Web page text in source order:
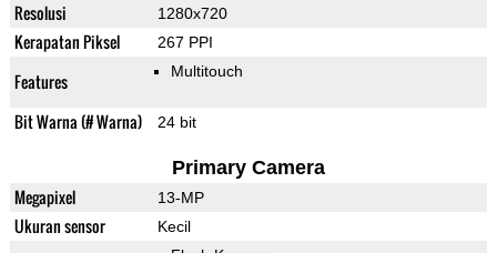
Resolusi 1280x720
Kerapatan Piksel 267 PPI
Features Multitouch
Bit Warna (# Warna) 24 bit
Primary Camera
Megapixel 13-MP
Ukuran sensor Kecil